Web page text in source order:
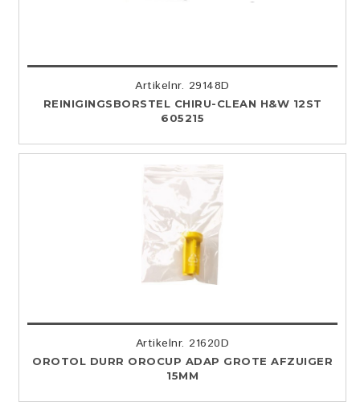
Artikelnr. 29148D
REINIGINGSBORSTEL CHIRU-CLEAN H&W 12ST
605215
Artikelnr. 21620D
OROTOL DURR OROCUP ADAP GROTE AFZUIGER
15MM